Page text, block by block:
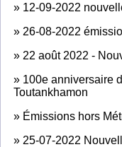
» 12-09-2022
» 26-08-2022
» 22 août 2022 -
» 100e anniversaire
Toutankhamon
» Émissions hors
» 25-07-2022